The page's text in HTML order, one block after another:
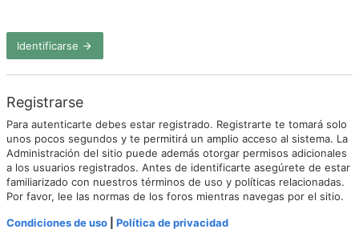
Identificarse
Registrarse
Para autenticarte debes estar registrado. Registrarte te tomará solo
unos pocos segundos y te permitirá un amplio acceso al sistema. La
Administración del sitio puede además otorgar permisos adicionales
a los usuarios registrados. Antes de identificarte asegúrete de estar
familiarizado con nuestros términos de uso y políticas relacionadas.
Por favor, lee las normas de los foros mientras navegas por el sitio.
Condiciones de uso Política de privacidad